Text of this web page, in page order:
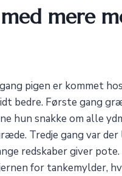
mere
pigen er kommet
bedre. Første gang
hun snakke om alle
Tredje gang var
redskaber giver
for tankemylder,